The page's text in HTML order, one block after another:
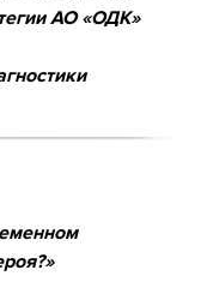
АО «ОДК»